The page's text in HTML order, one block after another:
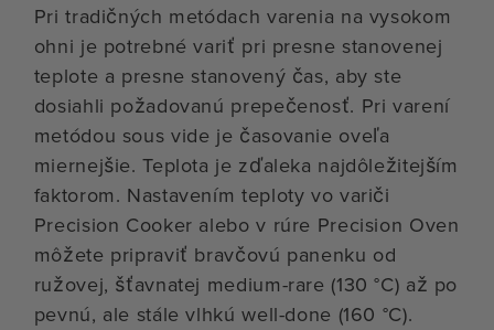
Pri tradičných metódach varenia na vysokom
ohni je potrebné variť pri presne stanovenej
teplote a presne stanovený čas, aby ste
dosiahli požadovanú prepečenosť. Pri varení
metódou sous vide je časovanie oveľa
miernejšie. Teplota je zďaleka najdôležitejším
faktorom. Nastavením teploty vo variči
Precision Cooker alebo v rúre Precision Oven
môžete pripraviť bravčovú panenku od
ružovej, šťavnatej medium-rare (130 °C) až po
pevnú, ale stále vlhkú well-done (160 °C).